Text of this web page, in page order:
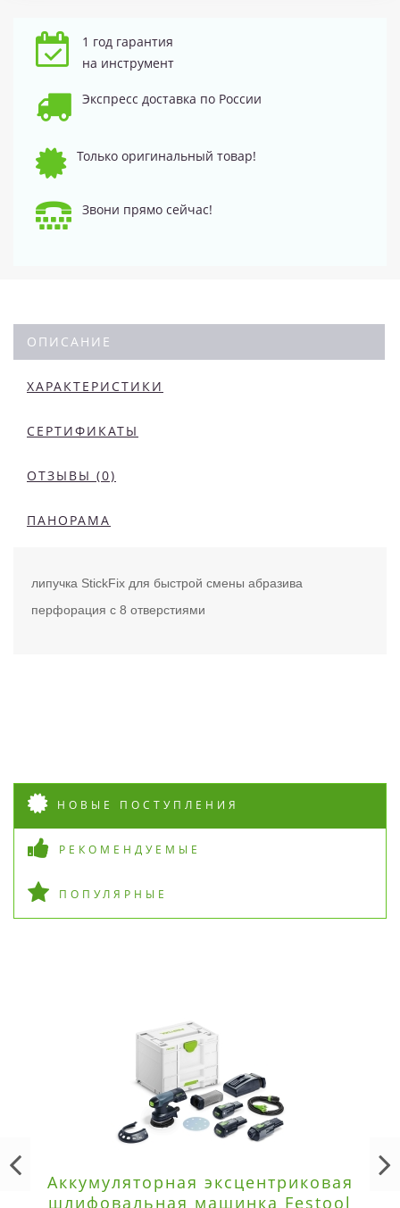
1 год гарантия
на инструмент
Экспресс доставка по России
Только оригинальный товар!
Звони прямо сейчас!
ОПИСАНИЕ
ХАРАКТЕРИСТИКИ
СЕРТИФИКАТЫ
ОТЗЫВЫ (0)
ПАНОРАМА
липучка StickFix для быстрой смены абразива
перфорация с 8 отверстиями
НОВЫЕ ПОСТУПЛЕНИЯ
РЕКОМЕНДУЕМЫЕ
ПОПУЛЯРНЫЕ
Аккумуляторная эксцентриковая
шлифовальная машинка Festool